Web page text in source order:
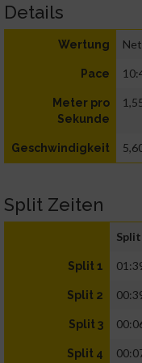
Details
Wertung
Pace
Meter pro
Sekunde
Geschwindigkeit
Split Zeiten
Split 1
Split 2
Split 3
Split 4